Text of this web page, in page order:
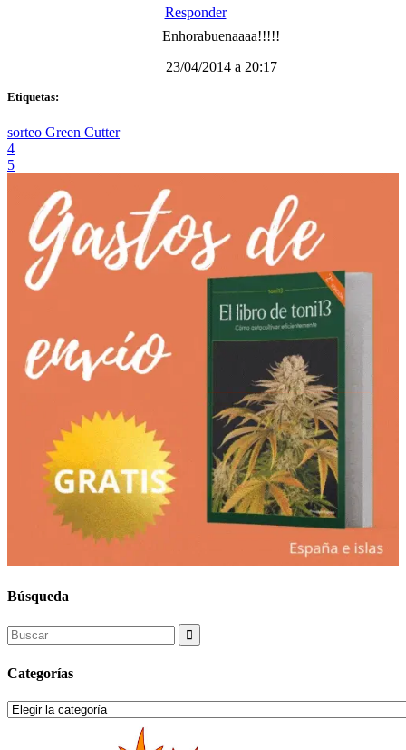
Responder
Enhorabuenaaaa!!!!!
23/04/2014 a 20:17
Etiquetas:
sorteo Green Cutter
Búsqueda
Search
for:
Categorías
Categorías